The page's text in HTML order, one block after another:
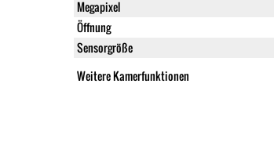
Megapixel
Öffnung
Sensorgröße
Weitere Kamerfunktionen